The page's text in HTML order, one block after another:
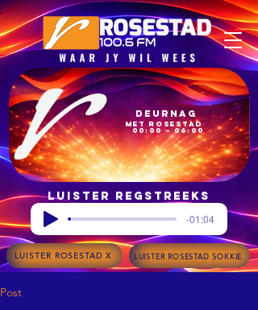
00:00 – 06:00
met Rosestad
Deurnag
Luister regstreeks
-01:04
LUISTER ROSESTAD X LUISTER ROSESTAD SOKKIE
Post